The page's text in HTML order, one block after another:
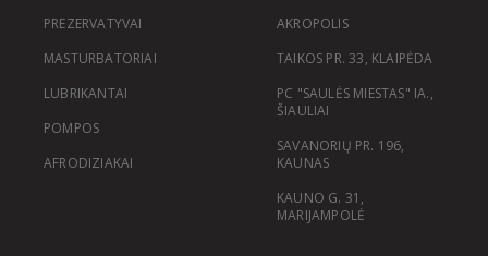
PREZERVATYVAI
MASTURBATORIAI
LUBRIKANTAI
POMPOS
AFRODIZIAKAI
AKROPOLIS
TAIKOS PR. 33, KLAIPĖDA
PC "SAULĖS MIESTAS" IA.,
ŠIAULIAI
SAVANORIŲ PR. 196,
KAUNAS
KAUNO G. 31,
MARIJAMPOLĖ